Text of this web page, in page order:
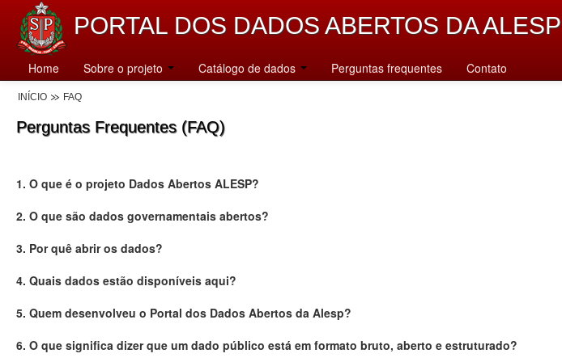
PORTAL DOS DADOS ABERTOS DA ALESP
Home Sobre o projeto Catálogo de dados Perguntas frequentes Contato
INÍCIO FAQ
Perguntas Frequentes (FAQ)
1. O que é o projeto Dados Abertos ALESP?
2. O que são dados governamentais abertos?
3. Por quê abrir os dados?
4. Quais dados estão disponíveis aqui?
5. Quem desenvolveu o Portal dos Dados Abertos da Alesp?
6. O que significa dizer que um dado público está em formato bruto, aberto e estruturado?